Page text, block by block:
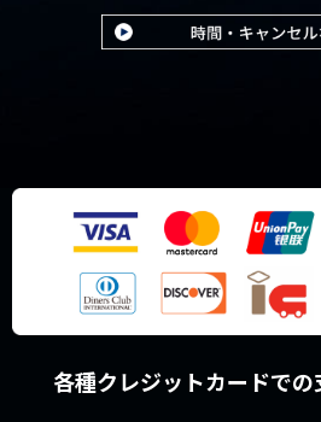
各種クレジットカードで